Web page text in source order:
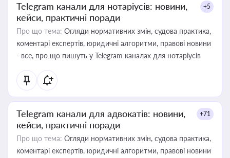
Telegram канали для нотаріусів: новини,
кейси, практичні поради
+5
Про що тема: Огляди нормативних змін, судова практика,
коментарі експертів, юридичні алгоритми, правові новини
- все, про що пишуть у Telegram каналах для нотаріусів
Telegram канали для адвокатів: новини,
кейси, практичні поради
+71
Про що тема: Огляди нормативних змін, судова практика,
коментарі експертів, юридичні алгоритми, правові новини